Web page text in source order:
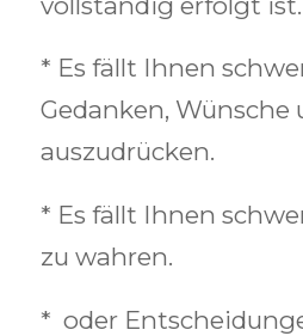
* Es fällt Ihnen
Gedanken, Wünsche
auszudrücken.
* Es fällt Ihnen
zu wahren.
* oder